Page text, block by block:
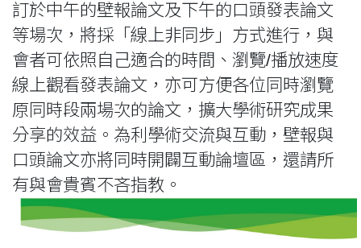
訂於中午的壁報論文及下午的口頭發表論文
等場次，將採「線上非同步」方式進行，與
會者可依照自己適合的時間、瀏覽/播放速度
線上觀看發表論文，亦可方便各位同時瀏覽
原同時段兩場次的論文，擴大學術研究成果
分享的效益。為利學術交流與互動，壁報與
口頭論文亦將同時開闢互動論壇區，還請所
有與會貴賓不吝指教。